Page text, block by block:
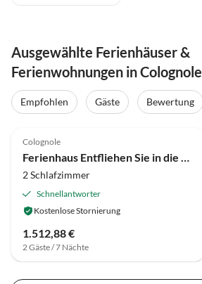
Ausgewählte Ferienhäuser &
Ferienwohnungen in Colognole
Empfohlen Gäste Bewertung
Colognole
2 Schlafzimmer
Schnellantworter
Kostenlose Stornierung
1.512,88 €
2 Gäste / 7 Nächte